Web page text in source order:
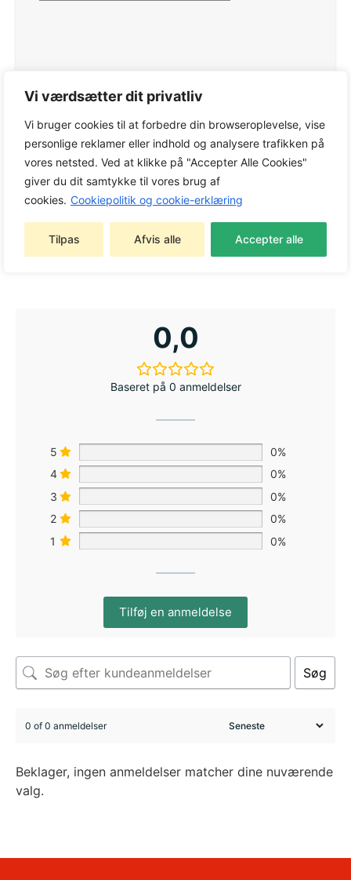
Vi værdsætter dit privatliv
Vi bruger cookies til at forbedre din browseroplevelse, vise
personlige reklamer eller indhold og analysere trafikken på
vores netsted. Ved at klikke på "Accepter Alle Cookies"
giver du dit samtykke til vores brug af
cookies. Cookiepolitik og cookie-erklæring
Tilpas Afvis alle Accepter alle
Varenummer:BA040115948
Kategorier:
Batterimaskiner,
Inkl. Batteri og
lader, Løvblæsere og -sugere
STIHL
Batterimaskiner
STIHL Løvblæsere og -sugere
Tags: Batterimaskiner,Inkl. Batteri og lader
Løvblæsere og -sugere,STIHL Batterimaskiner
Varemærke:
STIHL
0,0
Baseret på 0 anmeldelser
5
0%
4
0%
3
0%
2
0%
1
0%
Tilføj en anmeldelse
Søg
0 of 0 anmeldelser
Beklager, ingen anmeldelser matcher dine nuværende
valg.